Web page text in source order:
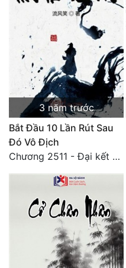
3 năm trước
Bắt Đầu 10 Lần Rút Sau
Đó Vô Địch
Chương 2511 - Đại kết cục, Phiên ngoại thiên: Chư thiên quy nhất giới, vĩnh hằng thế giới. Hết!